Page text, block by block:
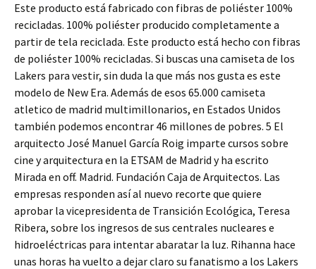
Este producto está fabricado con fibras de poliéster 100%
recicladas. 100% poliéster producido completamente a
partir de tela reciclada. Este producto está hecho con fibras
de poliéster 100% recicladas. Si buscas una camiseta de los
Lakers para vestir, sin duda la que más nos gusta es este
modelo de New Era. Además de esos 65.000 camiseta
atletico de madrid multimillonarios, en Estados Unidos
también podemos encontrar 46 millones de pobres. 5 El
arquitecto José Manuel García Roig imparte cursos sobre
cine y arquitectura en la ETSAM de Madrid y ha escrito
Mirada en off. Madrid. Fundación Caja de Arquitectos. Las
empresas responden así al nuevo recorte que quiere
aprobar la vicepresidenta de Transición Ecológica, Teresa
Ribera, sobre los ingresos de sus centrales nucleares e
hidroeléctricas para intentar abaratar la luz. Rihanna hace
unas horas ha vuelto a dejar claro su fanatismo a los Lakers